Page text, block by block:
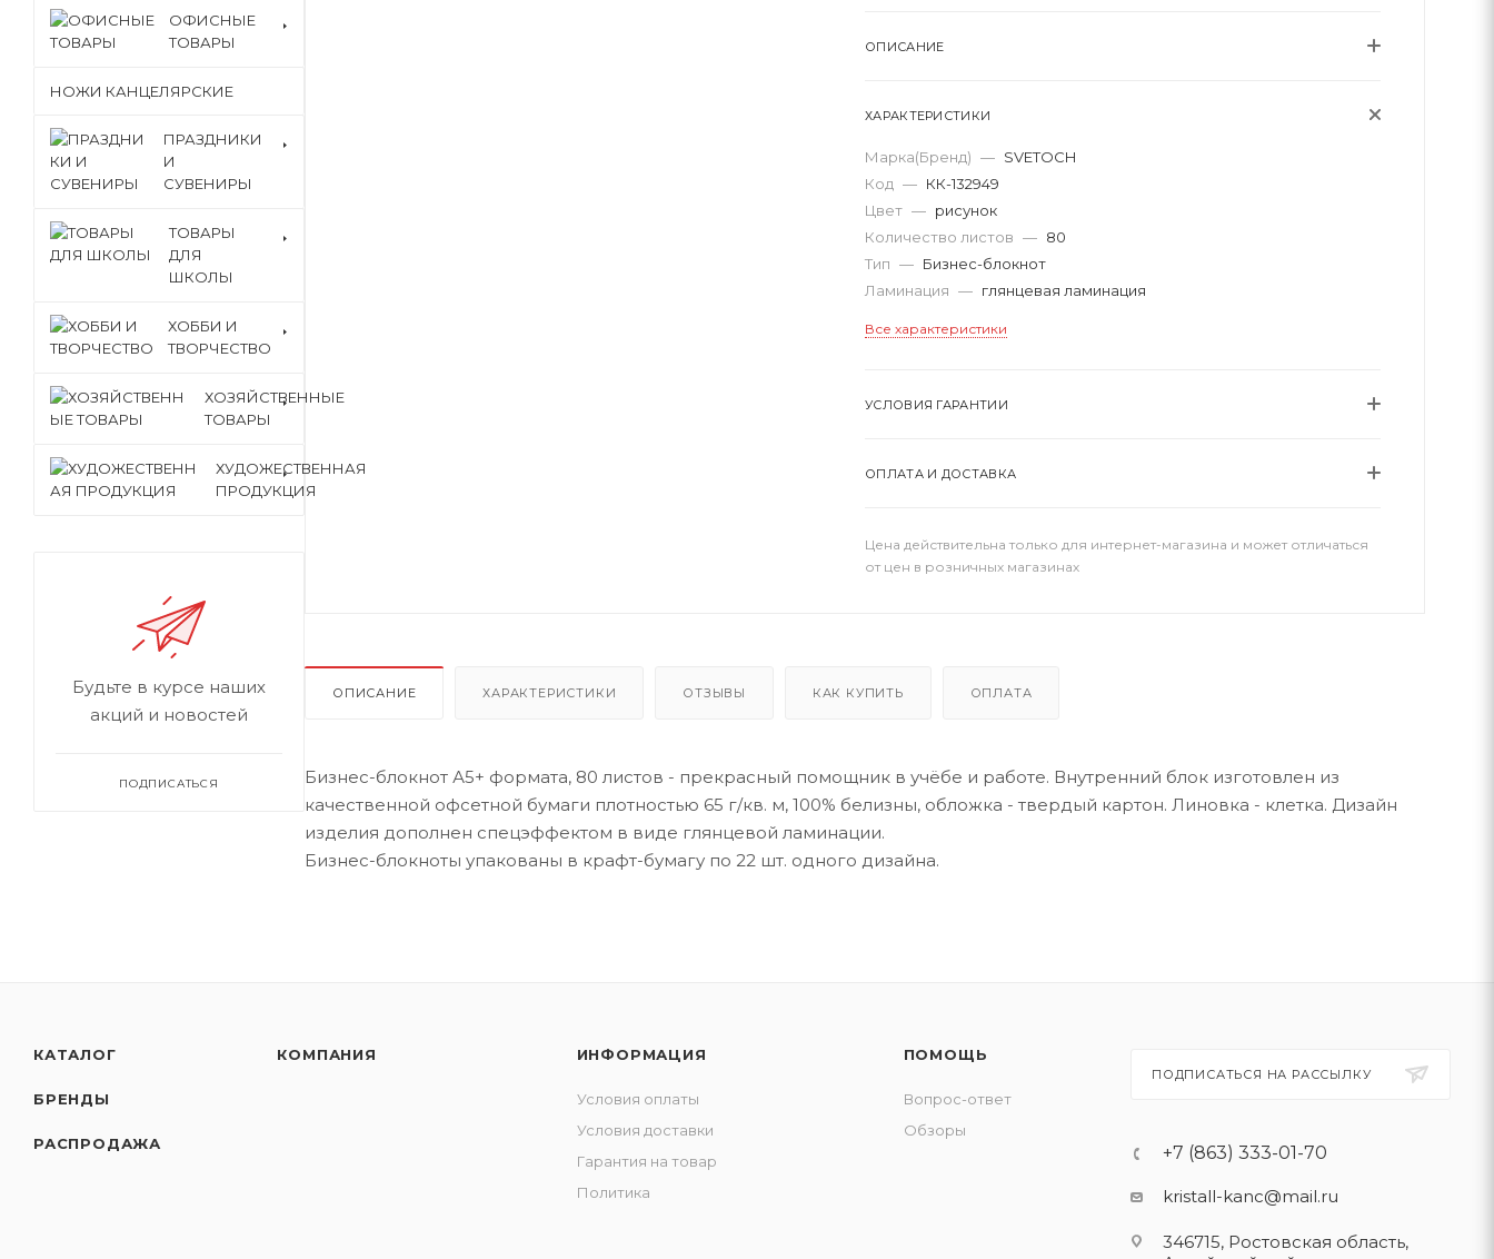
ОПИСАНИЕ
ХАРАКТЕРИСТИКИ
Марка(Бренд) — SVETOCH
Код — КК-132949
Цвет — рисунок
Количество листов — 80
Тип — Бизнес-блокнот
Ламинация — глянцевая ламинация
Все характеристики
УСЛОВИЯ ГАРАНТИИ
ОПЛАТА И ДОСТАВКА
Цена действительна только для интернет-магазина и может отличаться
от цен в розничных магазинах
ОПИСАНИЕ ХАРАКТЕРИСТИКИ ОТЗЫВЫ КАК КУПИТЬ ОПЛАТА
Бизнес-блокнот А5+ формата, 80 листов - прекрасный помощник в учёбе и работе. Внутренний блок изготовлен из
качественной офсетной бумаги плотностью 65 г/кв. м, 100% белизны, обложка - твердый картон. Линовка - клетка. Дизайн
изделия дополнен спецэффектом в виде глянцевой ламинации.
Бизнес-блокноты упакованы в крафт-бумагу по 22 шт. одного дизайна.
ОФИСНЫЕ
ТОВАРЫ
НОЖИ КАНЦЕЛЯРСКИЕ
ПРАЗДНИКИ
И
СУВЕНИРЫ
ТОВАРЫ
ДЛЯ
ШКОЛЫ
ХОББИ И
ТВОРЧЕСТВО
ХОЗЯЙСТВЕННЫЕ
ТОВАРЫ
ХУДОЖЕСТВЕННАЯ
ПРОДУКЦИЯ
Будьте в курсе наших
акций и новостей
ПОДПИСАТЬСЯ
КАТАЛОГ
БРЕНДЫ
РАСПРОДАЖА
КОМПАНИЯ ИНФОРМАЦИЯ
Условия оплаты
Условия доставки
Гарантия на товар
Политика
ПОМОЩЬ
Вопрос-ответ
Обзоры
ПОДПИСАТЬСЯ НА РАССЫЛКУ
+7 (863) 333-01-70
kristall-kanc@mail.ru
346715, Ростовская область​,